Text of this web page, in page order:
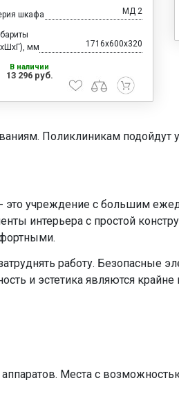
шкафа МД 2
мм
1716x600x320
В наличии
13 296 руб.
Поликлиникам
учреждение с большим
интерьера с простой
работу. Безопасные
и эстетика являются
Места с